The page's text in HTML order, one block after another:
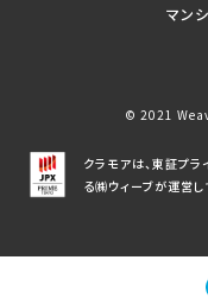
マン
© 2021
クラモアは、東証プ
る㈱ウィーブが運営し